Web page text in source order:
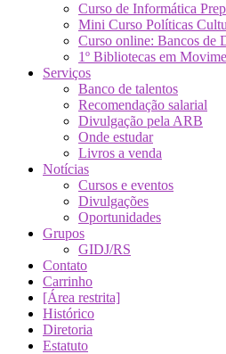
Curso de Informática
Mini Curso Políticas
Curso online: Bancos de
1º Bibliotecas em
Serviços
Banco de talentos
Recomendação salarial
Divulgação pela ARB
Onde estudar
Livros a venda
Notícias
Cursos e eventos
Divulgações
Oportunidades
Grupos
GIDJ/RS
Contato
Carrinho
[Área restrita]
Histórico
Diretoria
Estatuto